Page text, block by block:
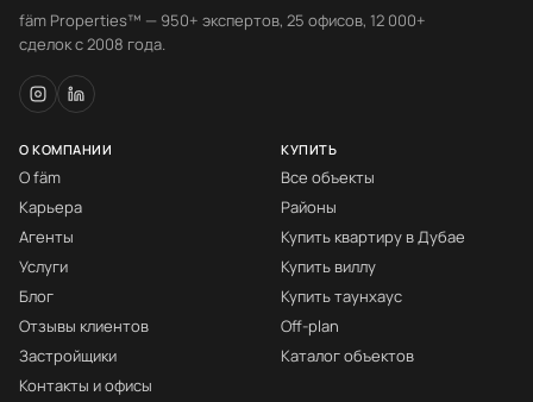
fäm Properties™ — 950+ экспертов, 25 офисов, 12 000+
сделок с 2008 года.
О КОМПАНИИ
О fäm
Карьера
Агенты
Услуги
Блог
Отзывы клиентов
Застройщики
Контакты и офисы
КУПИТЬ
Все объекты
Районы
Купить квартиру в Дубае
Купить виллу
Купить таунхаус
Off-plan
Каталог объектов